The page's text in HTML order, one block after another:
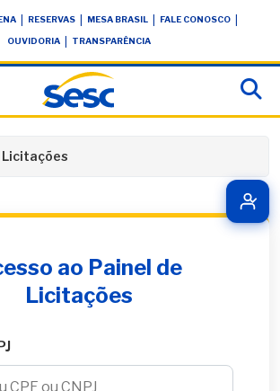
RESERVAS MESA BRASIL FALE CONOSCO
OUVIDORIA TRANSPARÊNCIA
Licitações
ao Painel de
Licitações